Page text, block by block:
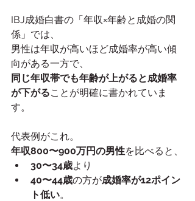
IBJ成婚白書の「年収×年齢と成婚の関
係」では、
男性は年収が高いほど成婚率が高い傾
向がある一方で、
同じ年収帯でも年齢が上がると成婚率
が下がることが明確に書かれていま
す。
代表例がこれ。
年収800〜900万円の男性を比べると、
30〜34歳より
40〜44歳の方が成婚率が12ポイン
ト低い。